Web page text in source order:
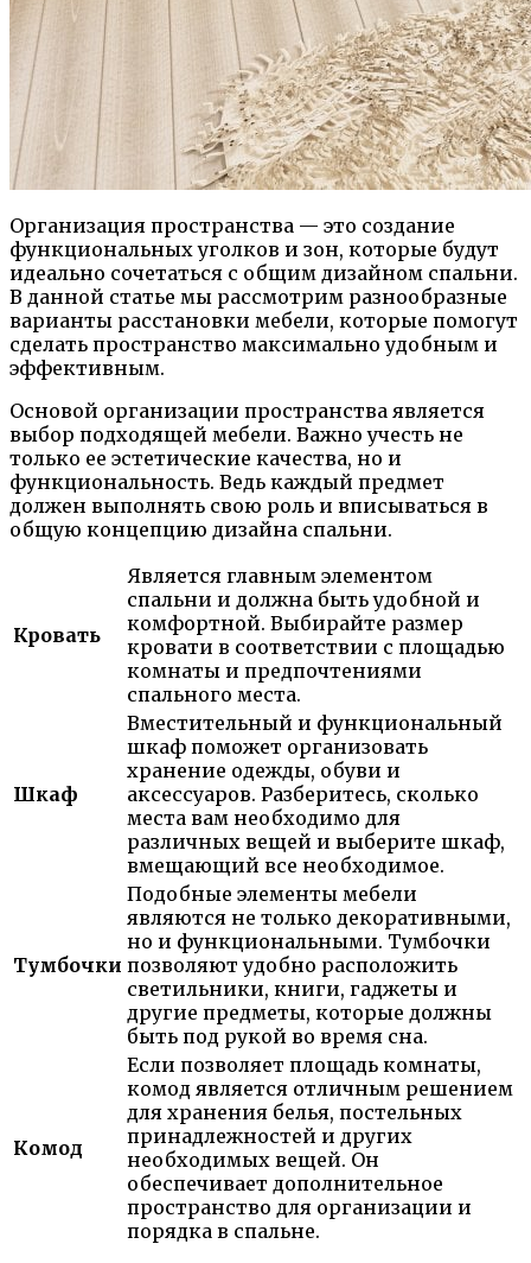
Организация пространства — это создание
функциональных уголков и зон, которые будут
идеально сочетаться с общим дизайном спальни.
В данной статье мы рассмотрим разнообразные
варианты расстановки мебели, которые помогут
сделать пространство максимально удобным и
эффективным.
Основой организации пространства является
выбор подходящей мебели. Важно учесть не
только ее эстетические качества, но и
функциональность. Ведь каждый предмет
должен выполнять свою роль и вписываться в
общую концепцию дизайна спальни.
Кровать
Является главным элементом
спальни и должна быть удобной и
комфортной. Выбирайте размер
кровати в соответствии с площадью
комнаты и предпочтениями
спального места.
Шкаф
Вместительный и функциональный
шкаф поможет организовать
хранение одежды, обуви и
аксессуаров. Разберитесь, сколько
места вам необходимо для
различных вещей и выберите шкаф,
вмещающий все необходимое.
Тумбочки
Подобные элементы мебели
являются не только декоративными,
но и функциональными. Тумбочки
позволяют удобно расположить
светильники, книги, гаджеты и
другие предметы, которые должны
быть под рукой во время сна.
Комод
Если позволяет площадь комнаты,
комод является отличным решением
для хранения белья, постельных
принадлежностей и других
необходимых вещей. Он
обеспечивает дополнительное
пространство для организации и
порядка в спальне.